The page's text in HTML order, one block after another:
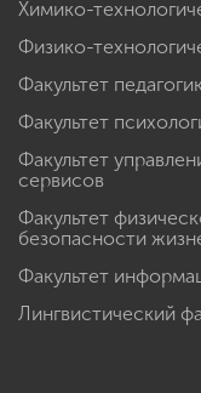
Естественно-
Химико-
Физико-
Факультет
Факультет
сервисов
безопасности
Факультет